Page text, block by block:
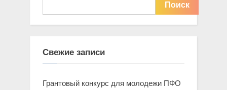
Поиск
Свежие записи
Грантовый конкурс для молодежи ПФО